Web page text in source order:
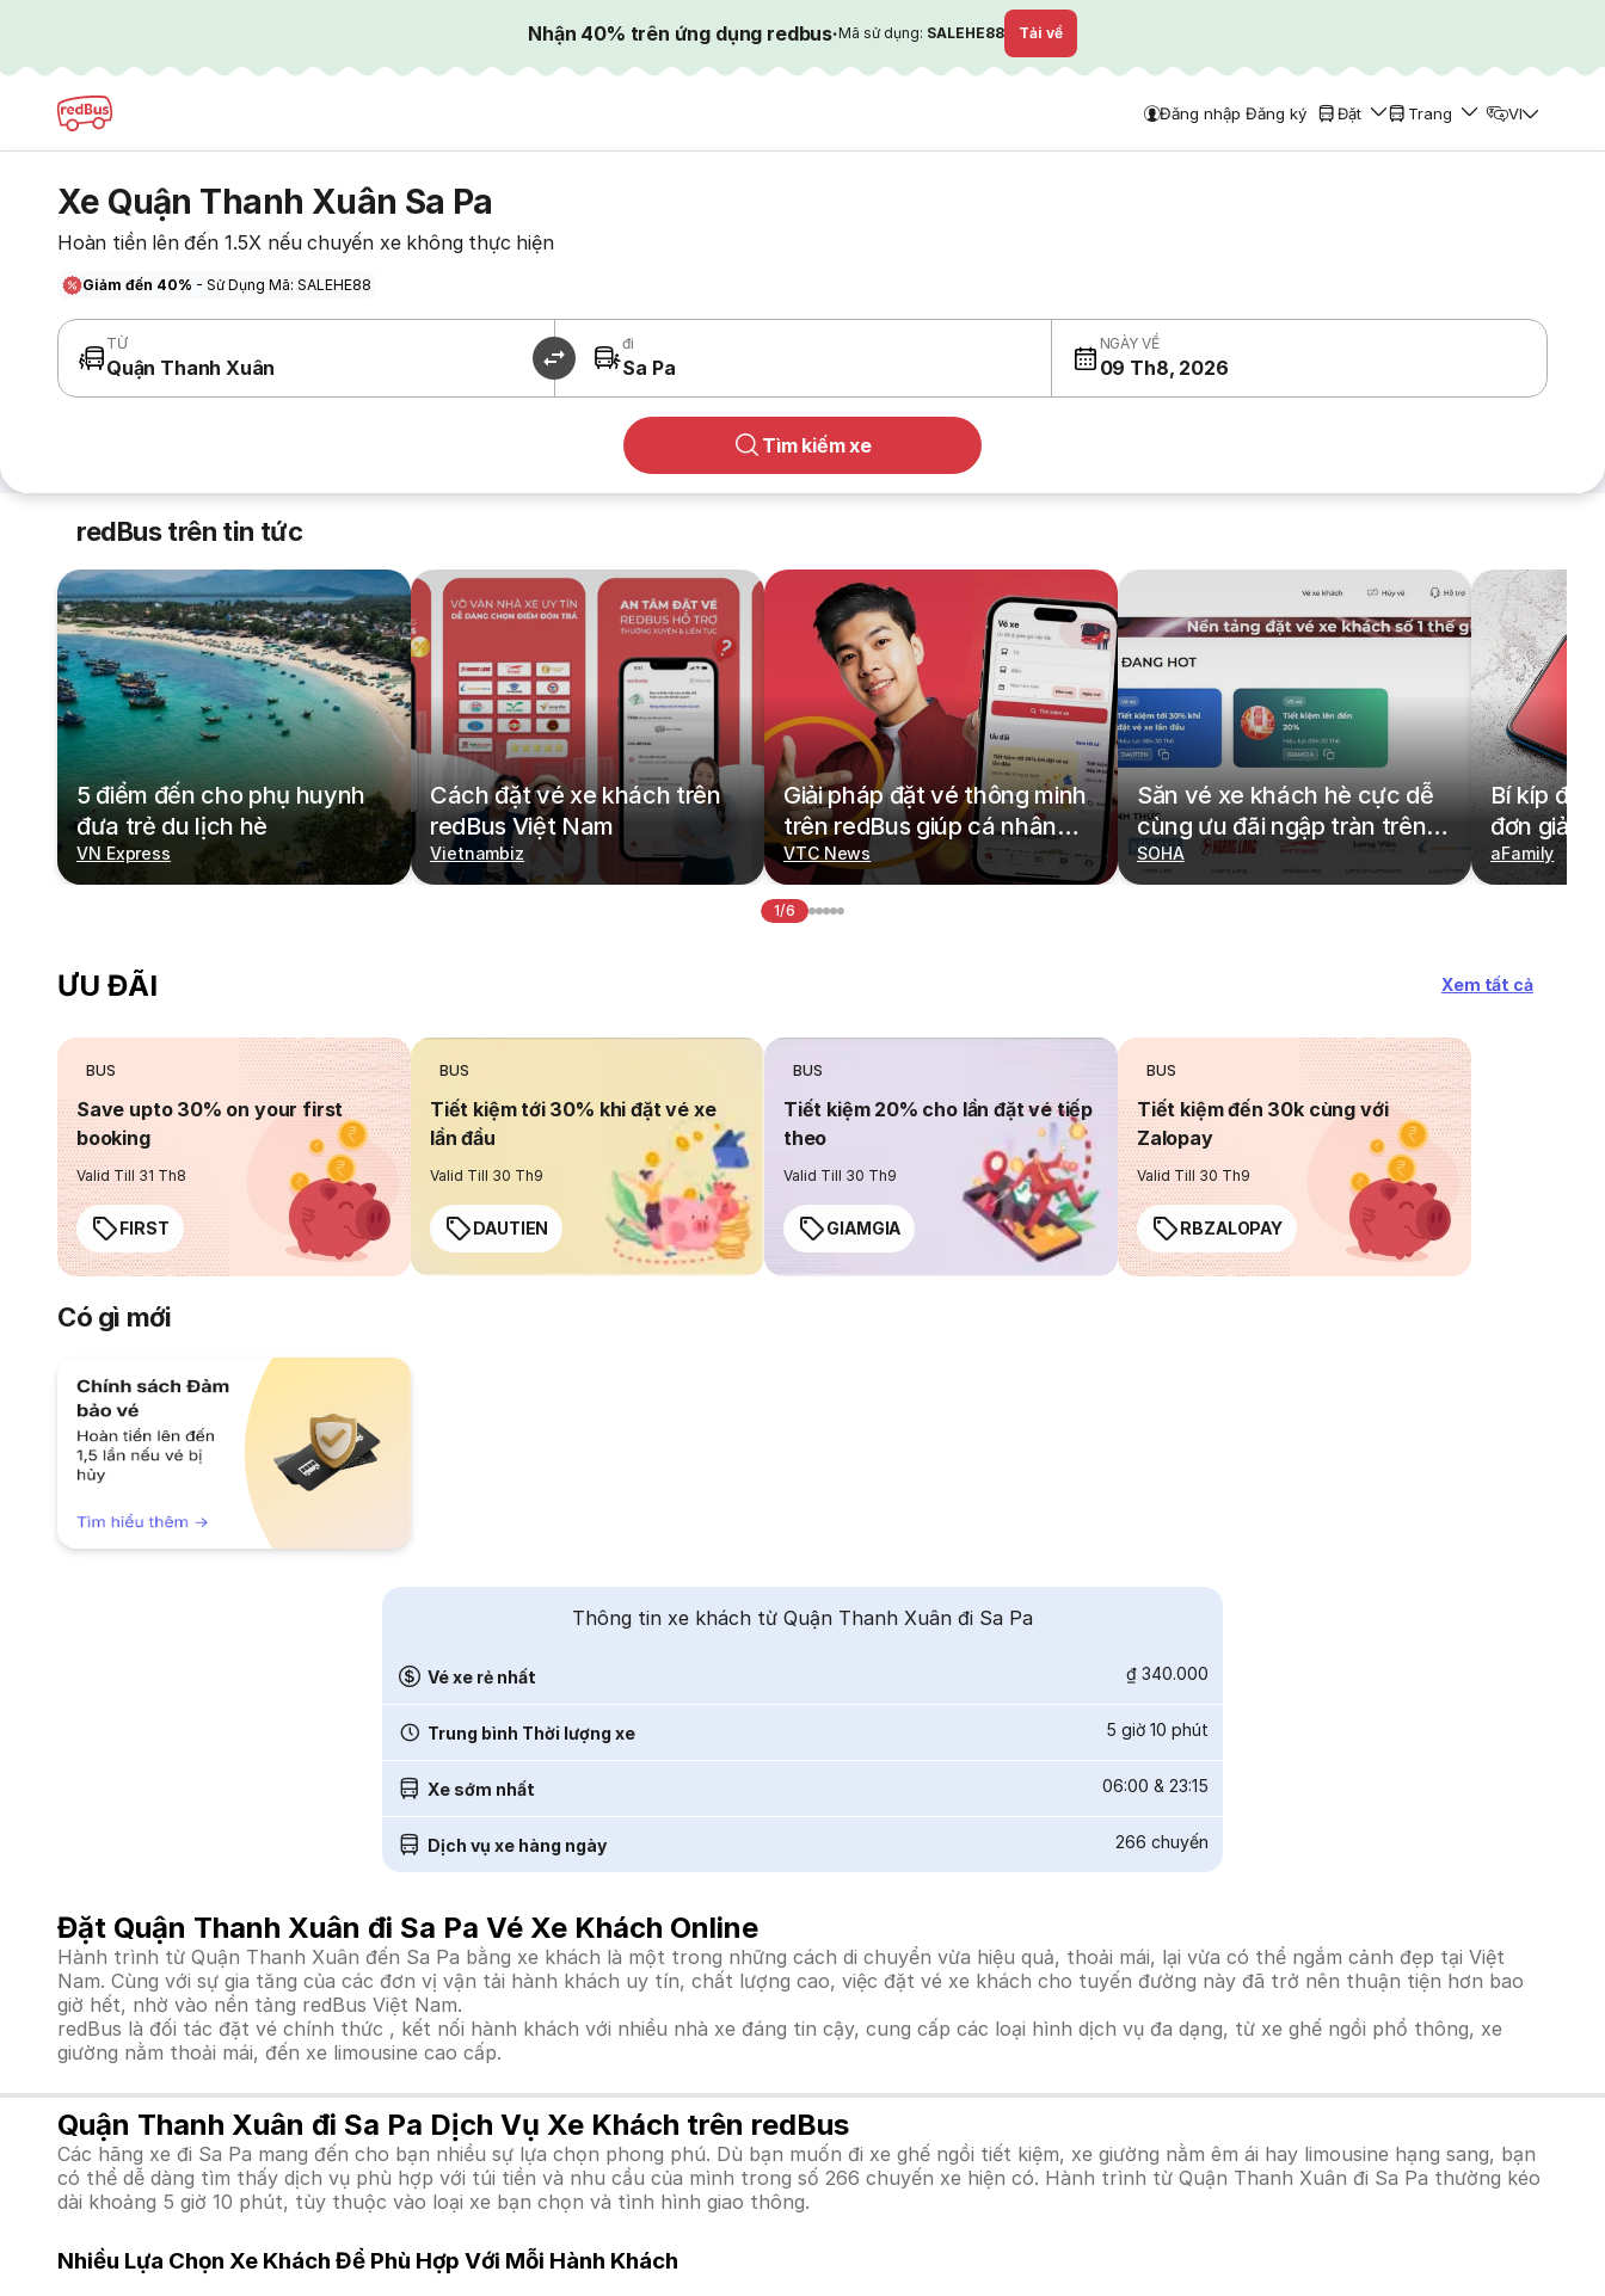
Nhận 40% trên ứng dụng redbus·Mã sử dụng: SALEHE88 Tải về
Đăng nhập Đăng ký Đặt Trang VI
Xe Quận Thanh Xuân Sa Pa
Hoàn tiền lên đến 1.5X nếu chuyến xe không thực hiện
Giảm đến 40% - Sử Dụng Mã: SALEHE88
TỪ
Quận Thanh Xuân
đi
Sa Pa
NGÀY VỀ
09 Th8, 2026
Tìm kiếm xe
redBus trên tin tức
5 điểm đến cho phụ huynh
đưa trẻ du lịch hè
VN Express
Cách đặt vé xe khách trên
redBus Việt Nam
Vietnambiz
Giải pháp đặt vé thông minh
trên redBus giúp cá nhân
hoá hành trình di chuyển
VTC News
Săn vé xe khách hè cực dễ
cùng ưu đãi ngập tràn trên
redBus
SOHA
Bí kíp đặt
đơn giản,
cả gia
aFamily
1/6
ƯU ĐÃI Xem tất cả
BUS
Save upto 30% on your first
booking
Valid Till 31 Th8
FIRST
BUS
Tiết kiệm tới 30% khi đặt vé xe
lần đầu
Valid Till 30 Th9
DAUTIEN
BUS
Tiết kiệm 20% cho lần đặt vé tiếp
theo
Valid Till 30 Th9
GIAMGIA
BUS
Tiết kiệm đến 30k cùng với
Zalopay
Valid Till 30 Th9
RBZALOPAY
Có gì mới
Thông tin xe khách từ Quận Thanh Xuân đi Sa Pa
Vé xe rẻ nhất ₫ 340.000
Trung bình Thời lượng xe 5 giờ 10 phút
Xe sớm nhất 06:00 & 23:15
Dịch vụ xe hàng ngày 266 chuyến
Đặt Quận Thanh Xuân đi Sa Pa Vé Xe Khách Online
Hành trình từ Quận Thanh Xuân đến Sa Pa bằng xe khách là một trong những cách di chuyển vừa hiệu quả, thoải mái, lại vừa có thể ngắm cảnh đẹp tại Việt
Nam. Cùng với sự gia tăng của các đơn vị vận tải hành khách uy tín, chất lượng cao, việc đặt vé xe khách cho tuyến đường này đã trở nên thuận tiện hơn bao
giờ hết, nhờ vào nền tảng redBus Việt Nam.
redBus là đối tác đặt vé chính thức , kết nối hành khách với nhiều nhà xe đáng tin cậy, cung cấp các loại hình dịch vụ đa dạng, từ xe ghế ngồi phổ thông, xe
giường nằm thoải mái, đến xe limousine cao cấp.
Quận Thanh Xuân đi Sa Pa Dịch Vụ Xe Khách trên redBus
Các hãng xe đi Sa Pa mang đến cho bạn nhiều sự lựa chọn phong phú. Dù bạn muốn đi xe ghế ngồi tiết kiệm, xe giường nằm êm ái hay limousine hạng sang, bạn
có thể dễ dàng tìm thấy dịch vụ phù hợp với túi tiền và nhu cầu của mình trong số 266 chuyến xe hiện có. Hành trình từ Quận Thanh Xuân đi Sa Pa thường kéo
dài khoảng 5 giờ 10 phút, tùy thuộc vào loại xe bạn chọn và tình hình giao thông.
Nhiều Lựa Chọn Xe Khách Để Phù Hợp Với Mỗi Hành Khách